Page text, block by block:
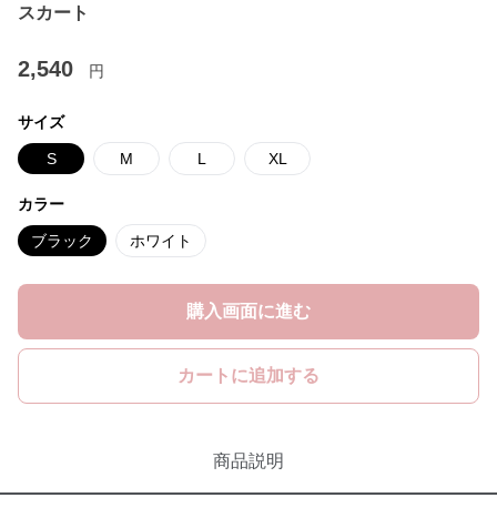
スカート
2,540 円
サイズ
S M L XL
カラー
ブラック ホワイト
購入画面に進む
カートに追加する
商品説明